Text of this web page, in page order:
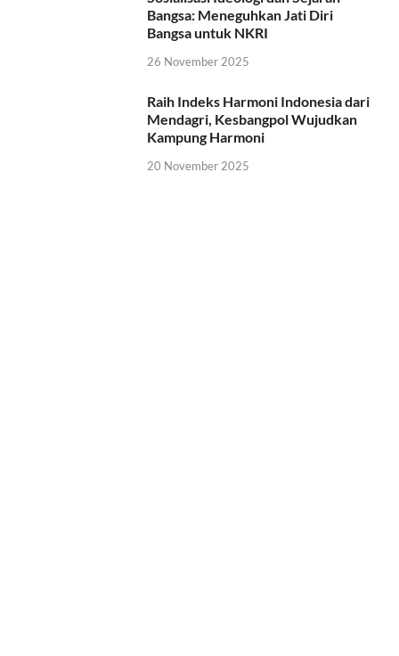
Bangsa: Meneguhkan Jati Diri
Bangsa untuk NKRI
26 November 2025
Raih Indeks Harmoni Indonesia dari
Mendagri, Kesbangpol Wujudkan
Kampung Harmoni
20 November 2025